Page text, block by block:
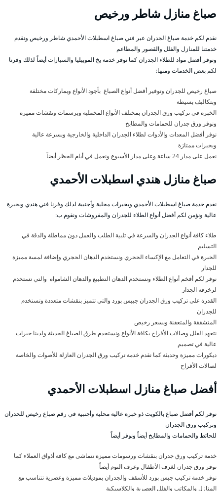
صباغ منازل شاطر ورخيص
نقدم لكم خدمة صباغ الجدران عبر فني صباغ اسطبلات الأحمدي شاطر ورخيص ونقدم
خدمتنا للمنازل والفلل والقصور والمطاعم
ونوفر أفضل مواد للطلاء الجدران كما نوفر خدمة بخ الموبيليا والسيارات أيضاً لذلك وفرنا
لكم بعض الخدمات ومنها:
صباغ رخيص للجدران وتوفير أفضل أنواع الصباغ بأجود الأنواع وبماركات مختلفة
وبتكاليف بسيطة
الخبرة في تركيب ورق الجدران بمختلف الأنواع المخملية وبرسمات ونقشات مميزة
ونوفر ورق جدران للحمامات والمطابخ
نوفر أفضل المعدات والأدوات لطلاء الجدران الداخلية والخارجية وبسرعة عالية
وبخبرات ممتازة
نعمل على مدار 24 ساعة وعلى مدار الأسبوع ونعمل في أيام الحظر أيضاً
صباغ منازل هندي اسطبلات الأحمدي
نقدم خدمة صباغ اسطبلات الأحمدي وبخبرات محلية وأجنبية لذلك وفرنا فني هندي وبخبرة
عالية ونؤمن لكم أفضل أنواع الطلاء للجدران والمفروشات ونقوم ب:
طلاء كافة أنواع الجدران والسرعة في تلبية الطلب والعمل دون مماطلة والدقة في
التسليم
الخبرة في التعامل مع الإكساء الحجري ونستخدم الدهان الحجري وإضافة لمسة مميزة
للجدار
نوفر لكم أفخم أنواع الطلاء ونستخدم الدهان التطبيع والدهان الشامواه والتي تستخدم
لزخرفة الجدار
القدرة على تركيب ورق الجدران جيبس بورد والتي تتميز بنقشات متعددة وتستخدم
للجدران
المتشققة والمتعفنة وبسعر رخيص
نتعهد الفلل وصالات الأفراح بكافة الأنواع ونستخدم طرق الصباغ الحديثة ولدينا خبرات
عالية في تصميم
ديكورات مميزة وحديثة كما نقدم خدمة تركيب ورق الجدران العازلة للأصوات والخاصة
لصالات الأفراح
أفضل صباغ منازل اسطبلات الأحمدي
نوفر لكم أفضل صباغ بالكويت ذو خبرة عالية محلية وأجنبية في رقم صباغ رخيص للجدران
وتركيب ورق الجدران
للحائط والحمامات والمطابخ أيضاً ونوفر أيضاً
خدمة تركيب ورق جدران بنقشات ورسومات مميزة تتماشى مع كافة أذواق العملاء كما
نوفر ورق جدران لغرف الأطفال وغرف النوم أيضاً
نوفر خدمة تركيب جبس بورد للأسقف والجدران بموديلات مميزة وعصرية تتناسب مع
المنازل والمكاتب والفلل العصرية والكلاسيكية